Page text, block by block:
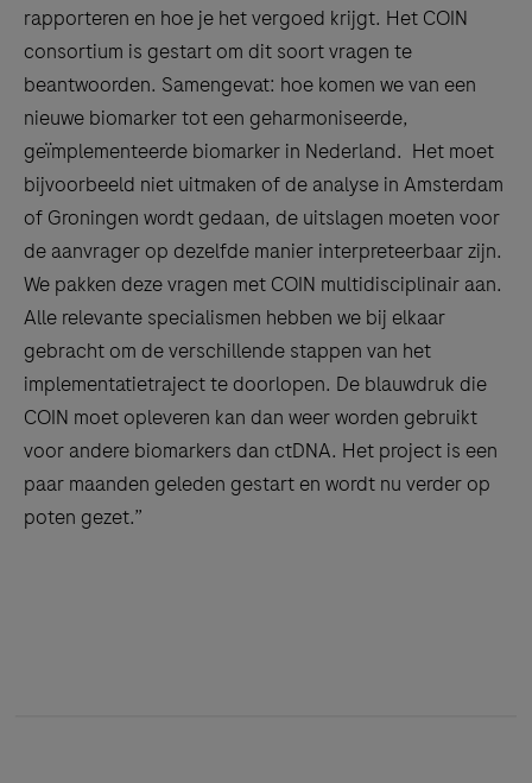
rapporteren en hoe je het vergoed krijgt. Het COIN
consortium is gestart om dit soort vragen te
beantwoorden. Samengevat: hoe komen we van een
nieuwe biomarker tot een geharmoniseerde,
geïmplementeerde biomarker in Nederland. Het moet
bijvoorbeeld niet uitmaken of de analyse in Amsterdam
of Groningen wordt gedaan, de uitslagen moeten voor
de aanvrager op dezelfde manier interpreteerbaar zijn.
We pakken deze vragen met COIN multidisciplinair aan.
Alle relevante specialismen hebben we bij elkaar
gebracht om de verschillende stappen van het
implementatietraject te doorlopen. De blauwdruk die
COIN moet opleveren kan dan weer worden gebruikt
voor andere biomarkers dan ctDNA. Het project is een
paar maanden geleden gestart en wordt nu verder op
poten gezet.”